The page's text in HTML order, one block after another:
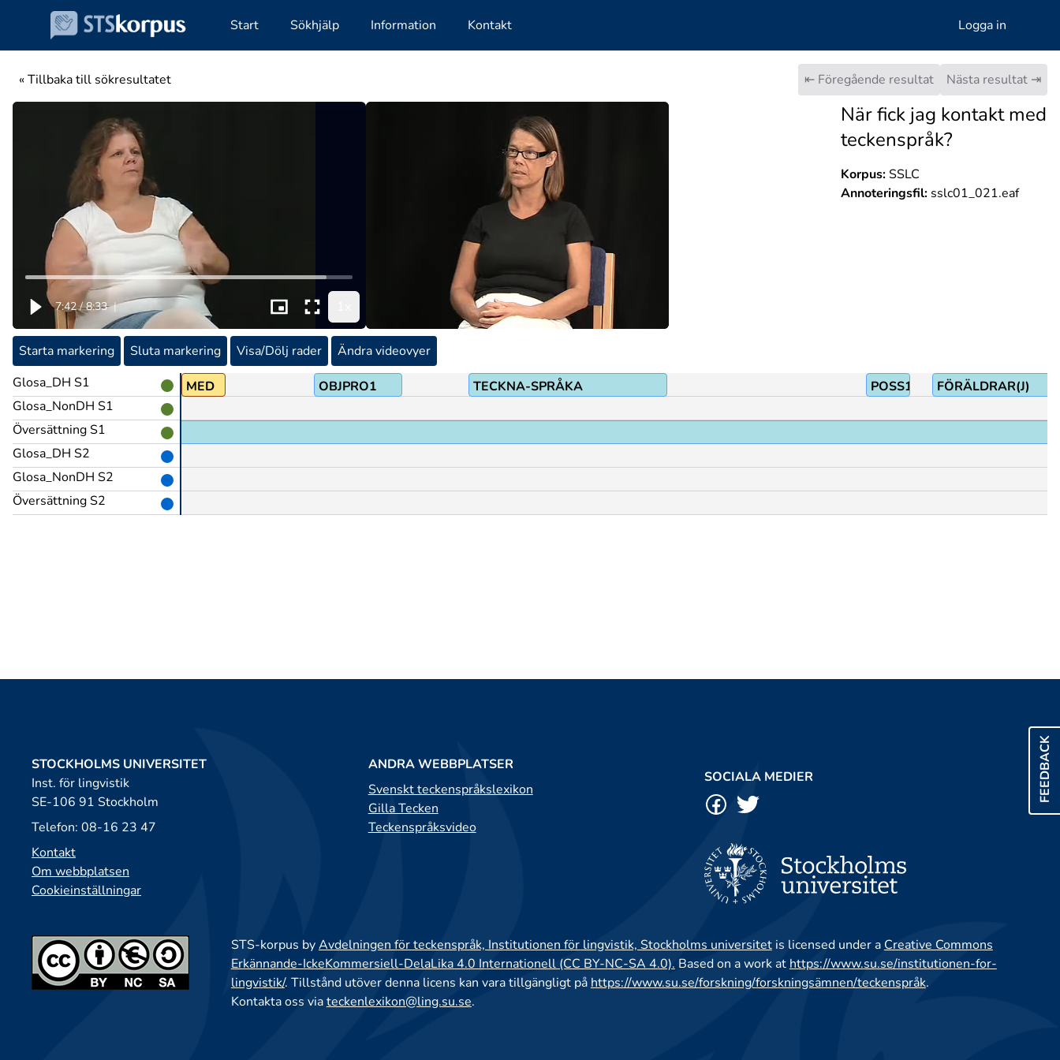
Start Sökhjälp Information Kontakt Logga in
« Tillbaka till sökresultatet ⇤ Föregående resultat Nästa resultat ⇥
7:42 / 8:33 |
När fick jag kontakt med
teckenspråk?
Korpus:SSLC
Annoteringsfil:sslc01_021.eaf
Starta markering Sluta markering Visa/Dölj rader
Ändra videovyer
Glosa_DH S1
Glosa_NonDH S1
Översättning S1
Glosa_DH S2
Glosa_NonDH S2
Översättning S2
TECKNA-SPRÅKA MED OBJPRO1 TECKNA-SPRÅKA POSS1 FÖRÄLDRAR(J)
om,
FEEDBACK
STOCKHOLMS UNIVERSITET
Inst. för lingvistik
SE-106 91 Stockholm
Telefon: 08-16 23 47
Kontakt
Om webbplatsen
Cookieinställningar
ANDRA WEBBPLATSER
Svenskt teckenspråkslexikon
Gilla Tecken
Teckenspråksvideo
SOCIALA MEDIER
STS-korpus byAvdelningen för teckenspråk, Institutionen för lingvistik, Stockholms universitetis licensed under a Creative Commons
Erkännande-IckeKommersiell-DelaLika 4.0 Internationell (CC BY-NC-SA 4.0). Based on a work at https://www.su.se/institutionen-for-
lingvistik/. Tillstånd utöver denna licens kan vara tillgängligt på https://www.su.se/forskning/forskningsämnen/teckenspråk.
Kontakta oss viateckenlexikon@ling.su.se.